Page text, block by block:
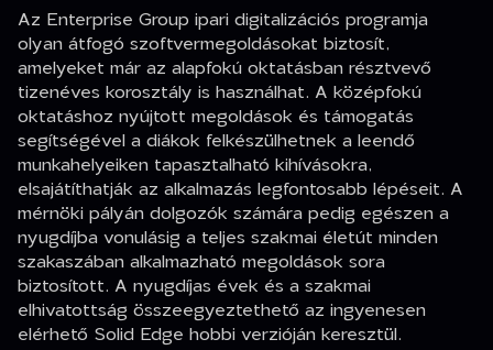
Az Enterprise Group ipari digitalizációs programja
olyan átfogó szoftvermegoldásokat biztosít,
amelyeket már az alapfokú oktatásban résztvevő
tizenéves korosztály is használhat. A középfokú
oktatáshoz nyújtott megoldások és támogatás
segítségével a diákok felkészülhetnek a leendő
munkahelyeiken tapasztalható kihívásokra,
elsajátíthatják az alkalmazás legfontosabb lépéseit. A
mérnöki pályán dolgozók számára pedig egészen a
nyugdíjba vonulásig a teljes szakmai életút minden
szakaszában alkalmazható megoldások sora
biztosított. A nyugdíjas évek és a szakmai
elhivatottság összeegyeztethető az ingyenesen
elérhető Solid Edge hobbi verzióján keresztül.